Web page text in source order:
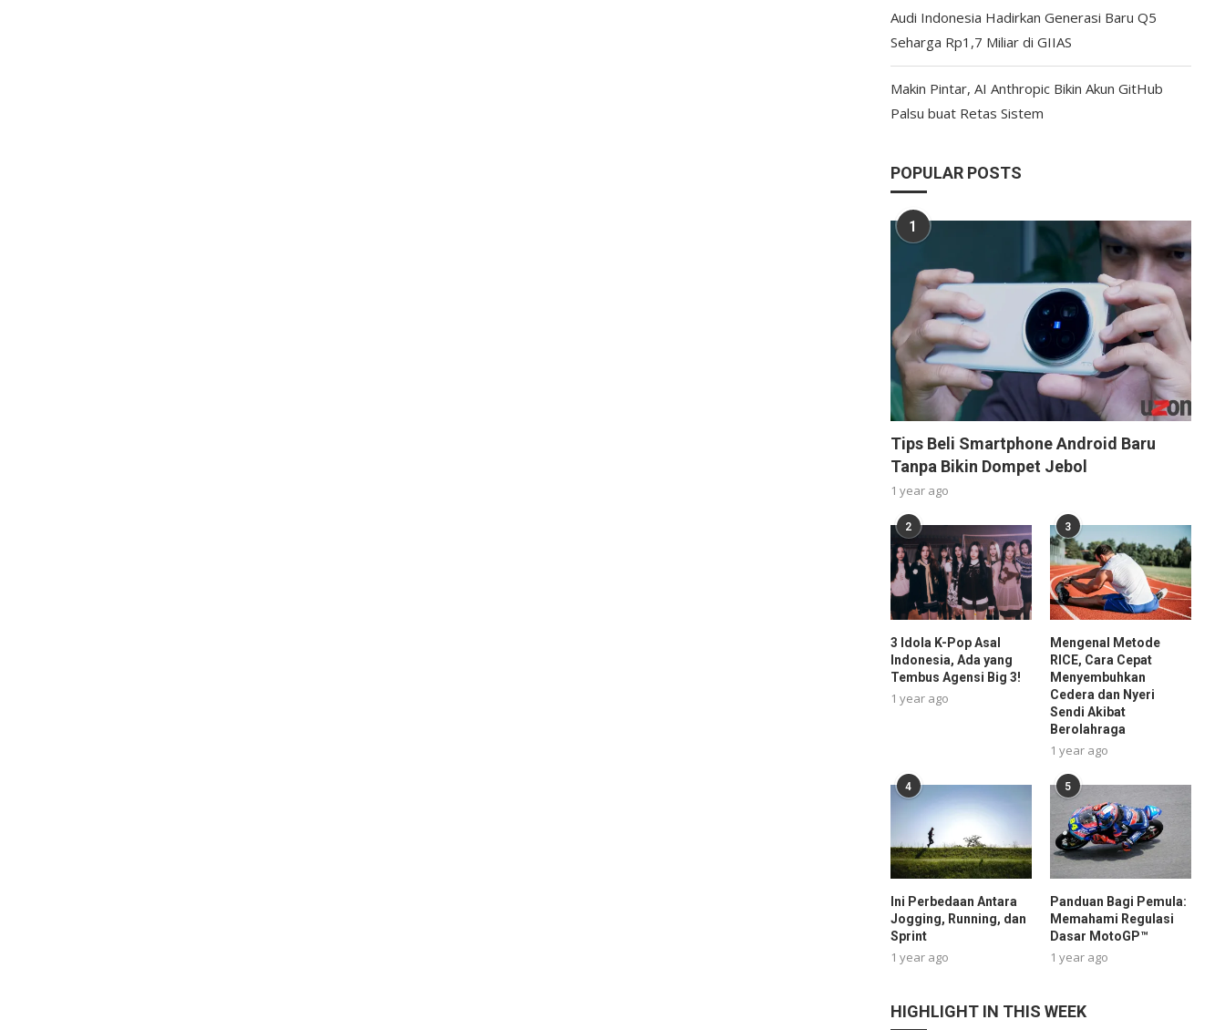
Audi Indonesia Hadirkan Generasi Baru Q5
Seharga Rp1,7 Miliar di GIIAS
Makin Pintar, AI Anthropic Bikin Akun GitHub
Palsu buat Retas Sistem
POPULAR POSTS
1
Tips Beli Smartphone Android Baru
Tanpa Bikin Dompet Jebol
1 year ago
2
3 Idola K-Pop Asal
Indonesia, Ada yang
Tembus Agensi Big 3!
1 year ago
3
Mengenal Metode
RICE, Cara Cepat
Menyembuhkan
Cedera dan Nyeri
Sendi Akibat
Berolahraga
1 year ago
4
Ini Perbedaan Antara
Jogging, Running, dan
Sprint
1 year ago
5
Panduan Bagi Pemula:
Memahami Regulasi
Dasar MotoGP™
1 year ago
HIGHLIGHT IN THIS WEEK